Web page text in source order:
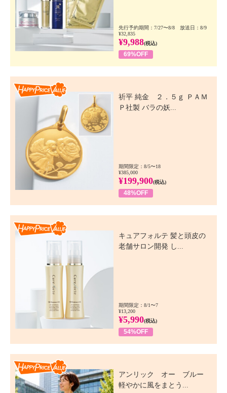
先行予約期間：7/27〜8/8 放送日：8/9
¥32,835
¥9,988(税込)
69%OFF
祈平 純金 ２．５ｇ ＰＡＭ
Ｐ社製 バラの妖...
期間限定：8/5〜18
¥385,000
¥199,900(税込)
48%OFF
キュアフォルテ 髪と頭皮の
老舗サロン開発 し...
期間限定：8/1〜7
¥13,200
¥5,990(税込)
54%OFF
アンリック オー ブルー
軽やかに風をまとう...